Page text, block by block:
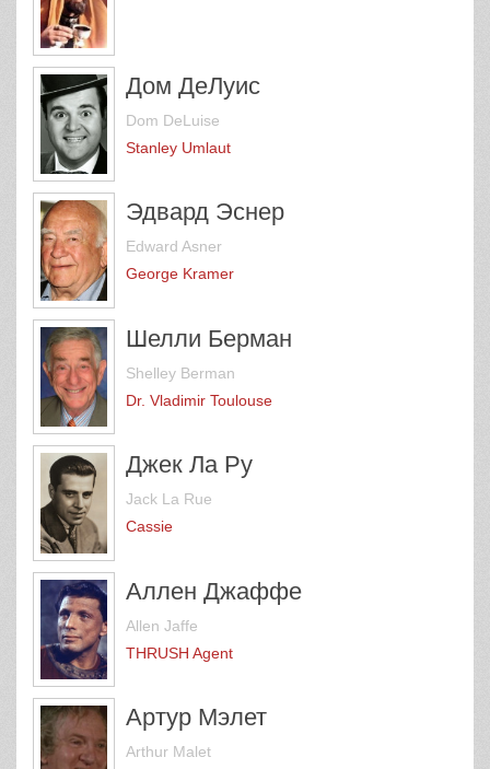
Дом ДеЛуис
Dom DeLuise
Stanley Umlaut
Эдвард Эснер
Edward Asner
George Kramer
Шелли Берман
Shelley Berman
Dr. Vladimir Toulouse
Джек Ла Ру
Jack La Rue
Cassie
Аллен Джаффе
Allen Jaffe
THRUSH Agent
Артур Мэлет
Arthur Malet